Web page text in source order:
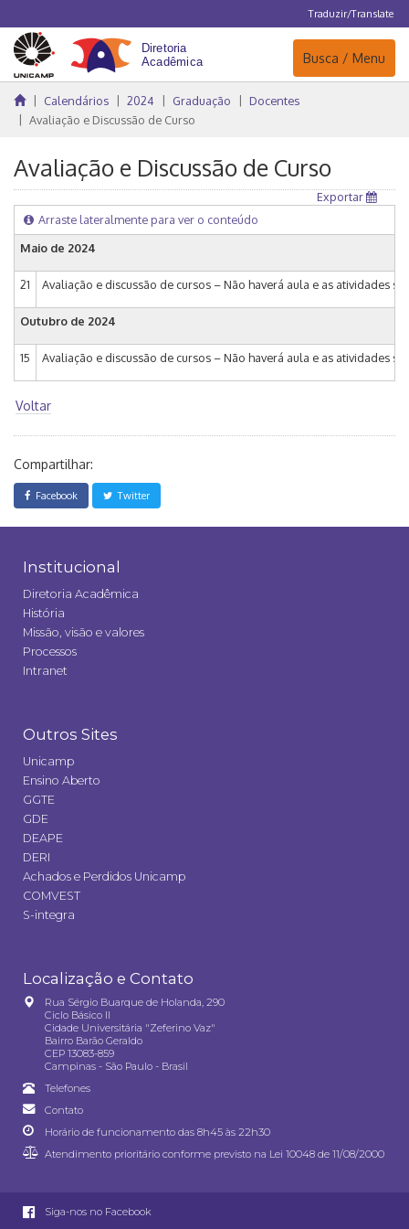
Traduzir/Translate
Navegação
Busca / Menu
Calendários 2024 Graduação
Docentes
Avaliação e Discussão de Curso
Avaliação e Discussão de Curso
Exportar
Arraste lateralmente para ver o conteúdo
Maio de 2024
21 Avaliação e discussão de cursos – Não haverá aula e as atividades
Outubro de 2024
15 Avaliação e discussão de cursos – Não haverá aula e as atividades
Voltar
Compartilhar:
Facebook Twitter
Institucional
Diretoria Acadêmica
História
Missão, visão e valores
Processos
Intranet
Outros Sites
Unicamp
Ensino Aberto
GGTE
GDE
DEAPE
DERI
Achados e Perdidos Unicamp
COMVEST
S-integra
Localização e Contato
Rua Sérgio Buarque de Holanda, 290
Ciclo Básico II
Cidade Universitária "Zeferino Vaz"
Bairro Barão Geraldo
CEP 13083-859
Campinas - São Paulo - Brasil
Telefones
Contato
Horário de funcionamento das 8h45 às 22h30
Atendimento prioritário conforme previsto na Lei 10048 de 11/08/2000
Siga-nos no Facebook